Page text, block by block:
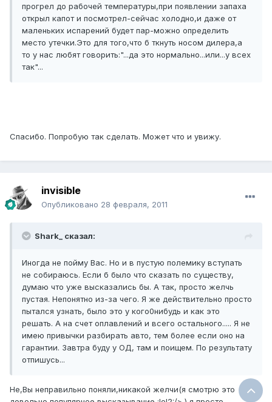
прогрел до рабочей температуры,при появлении запаха
открыл капот и посмотрел-сейчас холодно,и даже от
маленьких испарений будет пар-можно определить
место утечки.Это для того,что б ткнуть носом дилера,а
то у нас любят говорить:"...да это нормально...или...у всех
так"...
Спасибо. Попробую так сделать. Может что и увижу.
invisible
Опубликовано 28 февраля, 2011
Shark_ сказал:
Иногда не пойму Вас. Но и в пустую полемику вступать
не собираюсь. Если б было что сказать по существу,
думаю что уже высказались бы. А так, просто желчь
пустая. Непонятно из-за чего. Я же действительно просто
пытался узнать, было это у кого0нибудь и как это
решать. А на счет оплавлений и всего остального..... Я не
имею привычки разбирать авто, тем более если оно на
гарантии. Завтра буду у ОД, там и поищем. По результату
отпишусь...
Не,Вы неправильно поняли,никакой желчи(я смотрю это